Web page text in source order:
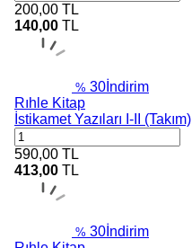
200,00 TL
140,00 TL
% 30 İndirim
Rıhle Kitap
İstikamet Yazıları I-II (Takım)
590,00 TL
413,00 TL
% 30 İndirim